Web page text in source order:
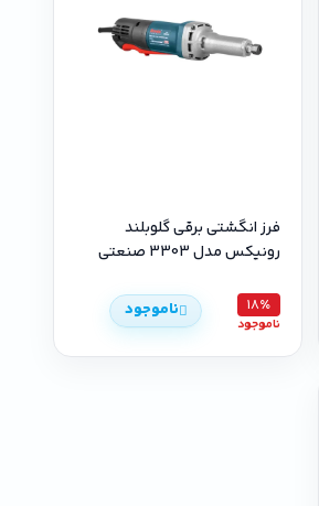
فرز انگشتی برقی گلوبلند
رونیکس مدل 3303 صنعتی
18٪
ناموجود
ناموجود